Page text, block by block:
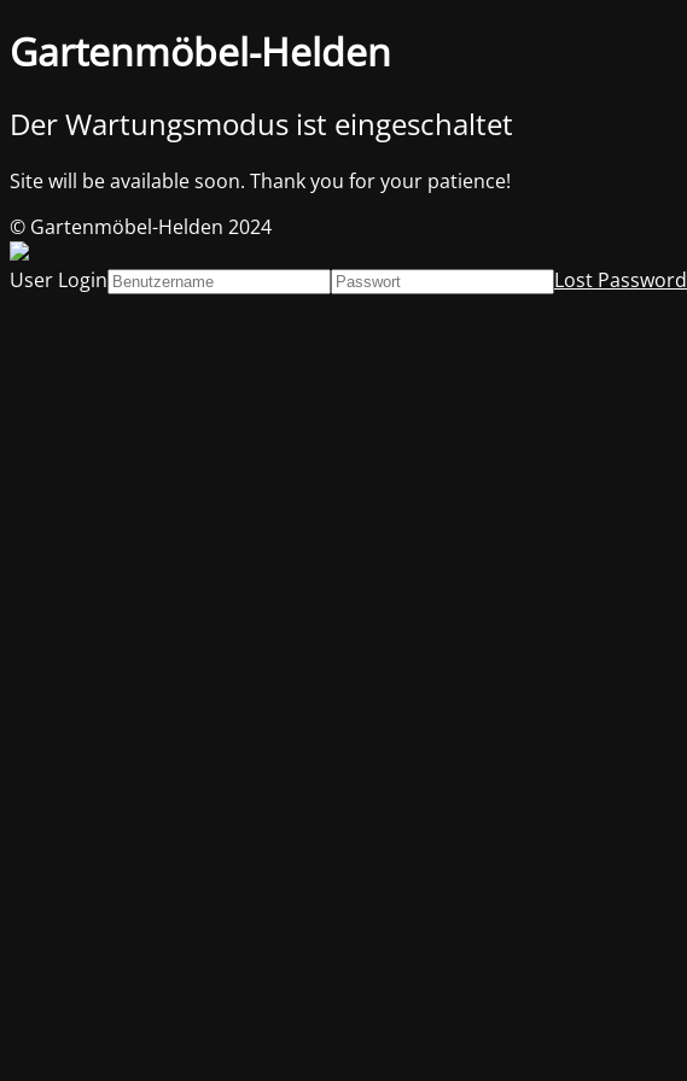
Gartenmöbel-Helden
Der Wartungsmodus ist eingeschaltet
Site will be available soon. Thank you for your patience!
© Gartenmöbel-Helden 2024
User Login
Lost Password